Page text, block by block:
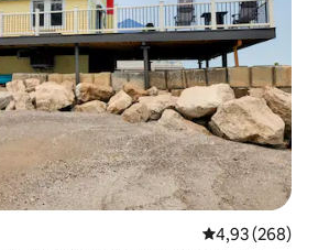
4,93 de uma
4,93 (268)